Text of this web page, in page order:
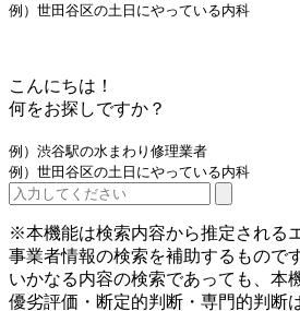
例）世田谷区の土日にやっている内科
こんにちは！
何をお探しですか？
例）渋谷駅の水まわり修理業者
例）世田谷区の土日にやっている内科
※本機能は検索内容から推定される
事業者情報の検索を補助するものです
いかなる内容の検索であっても、本
優劣評価・断定的判断・専門的判断